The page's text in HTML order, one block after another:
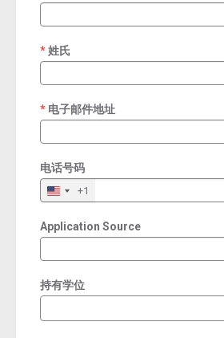
required
姓氏
required
电子邮件地址
required
电话号码
+1
Application Source
持有学位